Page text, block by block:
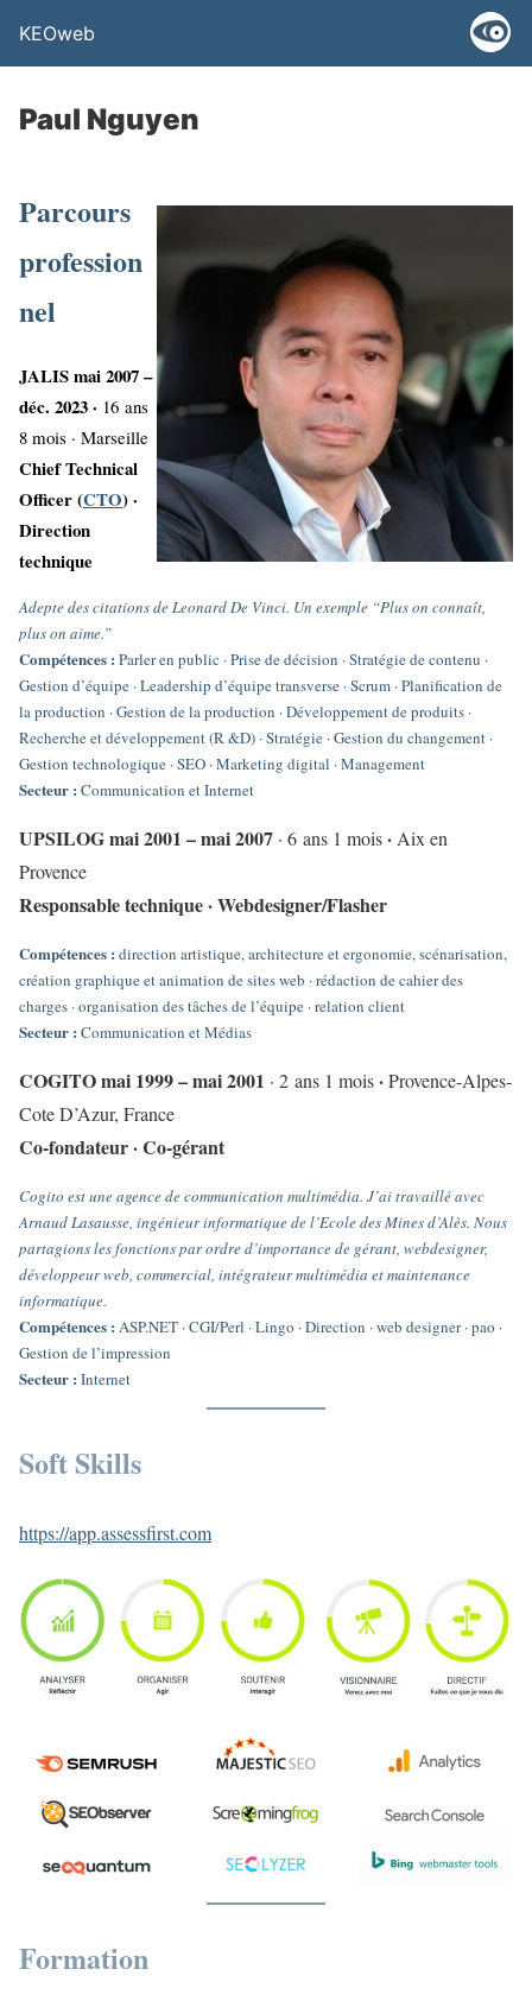
KEOweb
Paul Nguyen
Parcours
profession
nel
JALIS mai 2007 –
déc. 2023 · 16 ans
8 mois · Marseille
Chief Technical
Officer (CTO) ·
Direction
technique
Adepte des citations de Leonard De Vinci. Un exemple “Plus on connaît,
plus on aime.”
Compétences : Parler en public · Prise de décision · Stratégie de contenu ·
Gestion d’équipe · Leadership d’équipe transverse · Scrum · Planification de
la production · Gestion de la production · Développement de produits ·
Recherche et développement (R &D) · Stratégie · Gestion du changement ·
Gestion technologique · SEO · Marketing digital · Management
Secteur : Communication et Internet
UPSILOG mai 2001 – mai 2007 · 6 ans 1 mois· Aix en
Provence
Responsable technique · Webdesigner/Flasher
Compétences : direction artistique, architecture et ergonomie, scénarisation,
création graphique et animation de sites web · rédaction de cahier des
charges · organisation des tâches de l’équipe · relation client
Secteur : Communication et Médias
COGITO mai 1999 – mai 2001 · 2 ans 1 mois·Provence-Alpes-
Cote D’Azur, France
Co-fondateur · Co-gérant
Cogito est une agence de communication multimédia. J’ai travaillé avec
Arnaud Lasausse, ingénieur informatique de l’Ecole des Mines d’Alès. Nous
partagions les fonctions par ordre d’importance de gérant, webdesigner,
développeur web, commercial, intégrateur multimédia et maintenance
informatique.
Compétences : ASP.NET · CGI/Perl · Lingo · Direction · web designer · pao ·
Gestion de l’impression
Secteur : Internet
Soft Skills
https://app.assessfirst.com
Formation